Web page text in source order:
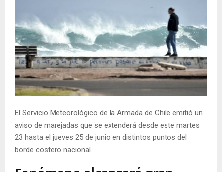
Y
M
E
N
U
El Servicio Meteorológico de la Armada de Chile emitió un
aviso de marejadas que se extenderá desde este martes
23 hasta el jueves 25 de junio en distintos puntos del
borde costero nacional.